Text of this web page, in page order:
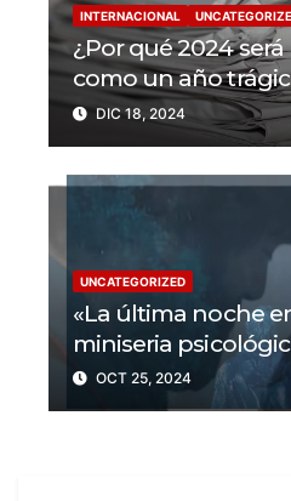
INTERNACIONAL
¿Por qué 2024
como un año
libertad de
periodistas
DIC 18, 2024
UNCATEGORIZED
«La última noche
miniseria
trama?
OCT 25, 2024